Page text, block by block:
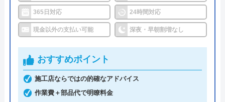
理業者です。給水装置工事主任技術者の資格を保有
したスタッフが最短30分で駆けつけてくれ、しっか
りと修理を行なってくれます。
えることはありません。ちなみに簡単な水漏れ等は
5,800円～から対応してくれます。
支払い方法は現金以外にも銀行振込・クレジットカ
365日対応 24時間対応
現金以外の支払い可能 深夜・早朝割増なし
おすすめポイント
施工店ならではの的確なアドバイス
作業費＋部品代で明瞭料金